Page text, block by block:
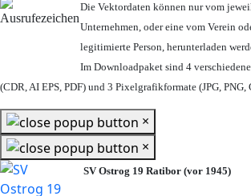
Die Vektordaten können nur vom
Unternehmen, oder eine vom Verein
legitimierte Person, herunterladen
Im Downloadpaket sind 4
(CDR, AI EPS, PDF) und 3 Pixelgrafikformate (JPG, PNG,
×
×
SV Ostrog 19 Ratibor (vor 1945)